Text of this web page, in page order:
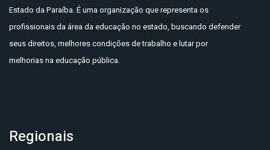
Estado da Paraíba. É uma organização que representa os
profissionais da área da educação no estado, buscando defender
seus direitos, melhores condições de trabalho e lutar por
melhorias na educação pública.
Regionais